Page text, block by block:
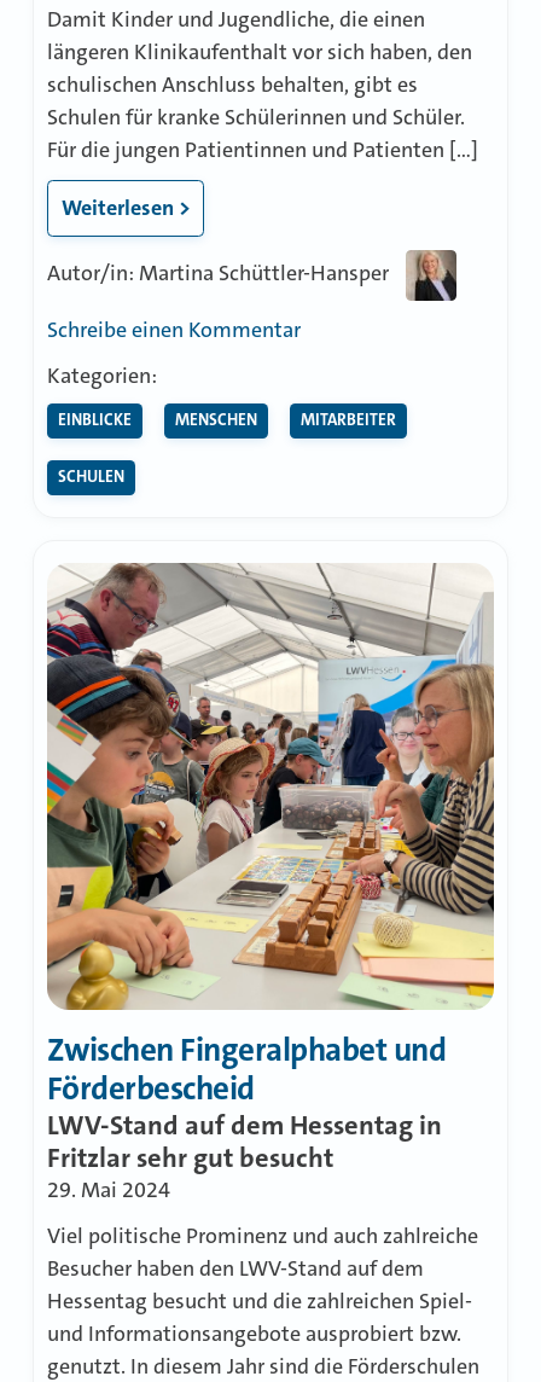
Damit Kinder und Jugendliche, die einen
längeren Klinikaufenthalt vor sich haben, den
schulischen Anschluss behalten, gibt es
Schulen für kranke Schülerinnen und Schüler.
Für die jungen Patientinnen und Patienten […]
Weiterlesen >
Autor/in: Martina Schüttler-Hansper
Schreibe einen Kommentarzu
Schule
trotz
Krankheit
Kategorien:
EINBLICKE MENSCHEN MITARBEITER
SCHULEN
Zwischen Fingeralphabet und
Förderbescheid
LWV-Stand auf dem Hessentag in
Fritzlar sehr gut besucht
29. Mai 2024
Viel politische Prominenz und auch zahlreiche
Besucher haben den LWV-Stand auf dem
Hessentag besucht und die zahlreichen Spiel-
und Informationsangebote ausprobiert bzw.
genutzt. In diesem Jahr sind die Förderschulen